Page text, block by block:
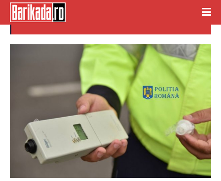
prins beat la volan